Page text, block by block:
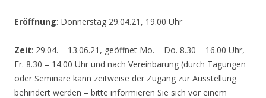
Eröffnung: Donnerstag 29.04.21, 19.00 Uhr
Zeit: 29.04. – 13.06.21, geöffnet Mo. – Do. 8.30 – 16.00 Uhr,
Fr. 8.30 – 14.00 Uhr und nach Vereinbarung (durch Tagungen
oder Seminare kann zeitweise der Zugang zur Ausstellung
behindert werden – bitte informieren Sie sich vor einem